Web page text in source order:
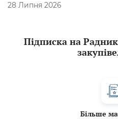
28 Липня 2026
Підписка на
Більше